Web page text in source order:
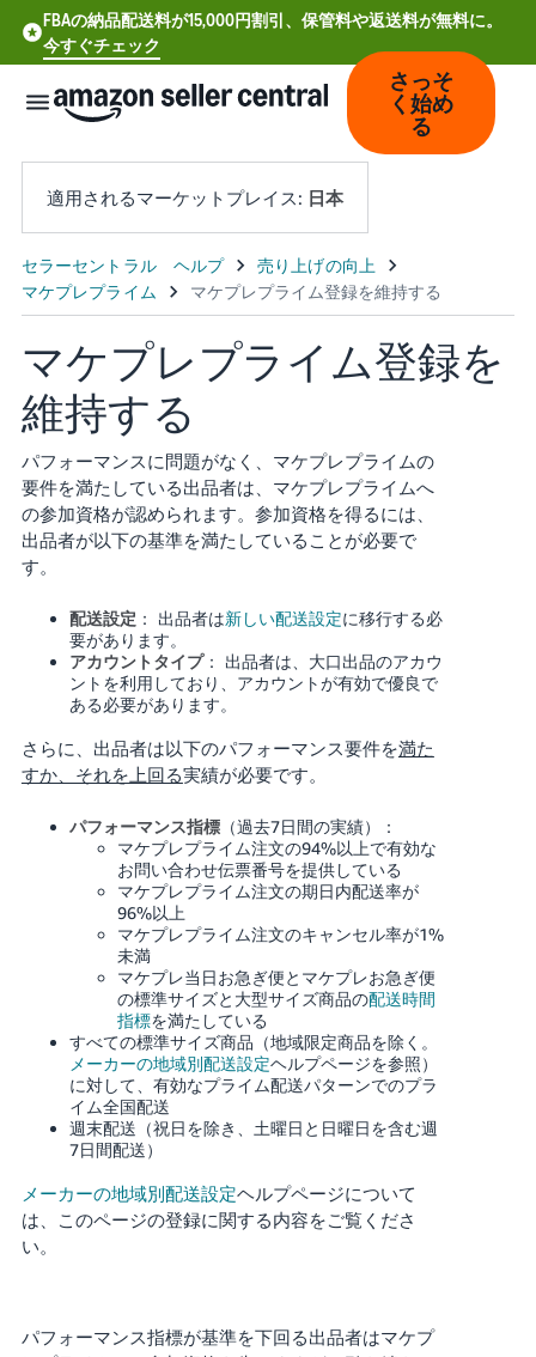
FBAの納品配送料が15,000円割引、保管料や返送料が無料に。
今すぐチェック
日
本
中
文
-
CN
Deutsch
- DE
Español
- ES
- FR
Italiano
- IT
한
국
-
JP
English
- JP
さ
っ
そ
く
始
め
る
さっそ
く始め
る
適用されるマーケットプレイス: 日本
マケプレプライム登録を
維持する
パフォーマンスに問題がなく、マケプレプライムの
要件を満たしている出品者は、マケプレプライムへ
の参加資格が認められます。参加資格を得るには、
出品者が以下の基準を満たしていることが必要で
す。
配送設定 ： 出品者は新しい配送設定に移行する必
要があります。
アカウントタイプ： 出品者は、大口出品のアカウ
ントを利用しており、アカウントが有効で優良で
ある必要があります。
さらに、出品者は以下のパフォーマンス要件を満た
すか、それを上回る実績が必要です。
パフォーマンス指標（過去7日間の実績）：
マケプレプライム注文の94%以上で有効な
お問い合わせ伝票番号を提供している
マケプレプライム注文の期日内配送率が
96%以上
マケプレプライム注文のキャンセル率が1%
未満
マケプレ当日お急ぎ便とマケプレお急ぎ便
の標準サイズと大型サイズ商品の配送時間
指標を満たしている
すべての標準サイズ商品（地域限定商品を除く。
メーカーの地域別配送設定ヘルプページを参照）
に対して、有効なプライム配送パターンでのプラ
イム全国配送
週末配送（祝日を除き、土曜日と日曜日を含む週
7日間配送）
メーカーの地域別配送設定ヘルプページについて
は、このページの登録に関する内容をご覧くださ
い。
パフォーマンス指標が基準を下回る出品者はマケプ